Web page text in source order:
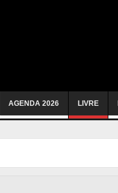
AGENDA 2026 LIVRE